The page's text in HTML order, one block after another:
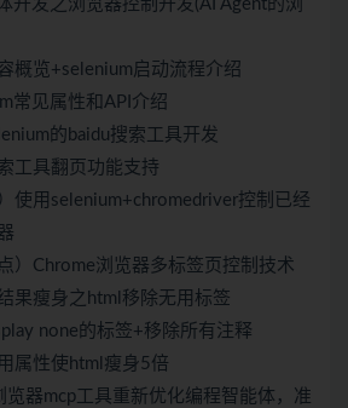
开发之浏览器控制开发(AI Agent的浏
概览+selenium启动流程介绍
常见属性和API介绍
的baidu搜索工具开发
工具翻页功能支持
使用selenium+chromedriver控制已经
）Chrome浏览器多标签页控制技术
果瘦身之html移除无用标签
none的标签+移除所有注释
属性使html瘦身5倍
器mcp工具重新优化编程智能体，准